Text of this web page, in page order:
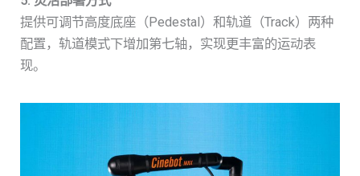
提供可调节高度底座（Pedestal）和轨道（Track）两种
配置，轨道模式下增加第七轴，实现更丰富的运动表
现。